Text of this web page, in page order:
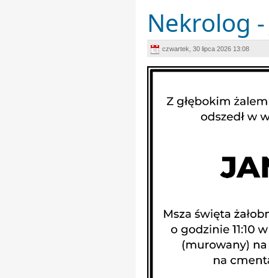
Nekrolog
czwartek, 30 lipca 2026 13:08